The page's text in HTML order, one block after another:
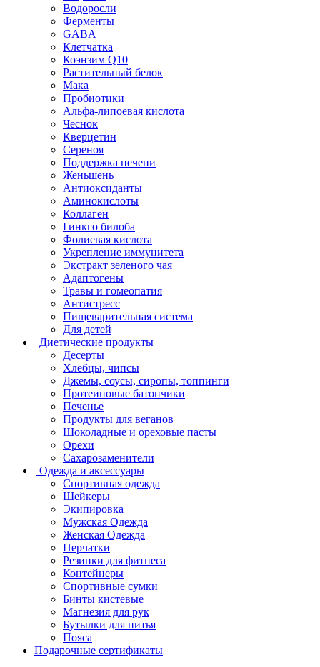
Водоросли
Ферменты
GABA
Клетчатка
Коэнзим Q10
Растительный белок
Мака
Пробиотики
Альфа-липоевая кислота
Чеснок
Кверцетин
Сереноя
Поддержка печени
Женьшень
Антиоксиданты
Аминокислоты
Коллаген
Гинкго билоба
Фолиевая кислота
Укрепление иммунитета
Экстракт зеленого чая
Адаптогены
Травы и гомеопатия
Антистресс
Пищеварительная система
Для детей
Диетические продукты
Десерты
Хлебцы, чипсы
Джемы, соусы, сиропы, топпинги
Протеиновые батончики
Печенье
Продукты для веганов
Шоколадные и ореховые пасты
Орехи
Сахарозаменители
Одежда и аксессуары
Спортивная одежда
Шейкеры
Экипировка
Мужская Одежда
Женская Одежда
Перчатки
Резинки для фитнеса
Контейнеры
Спортивные сумки
Бинты кистевые
Магнезия для рук
Бутылки для питья
Пояса
Подарочные сертификаты